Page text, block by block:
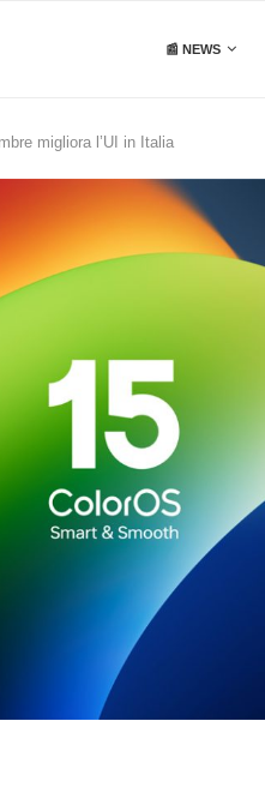
📰 NEWS
migliora l’UI in Italia